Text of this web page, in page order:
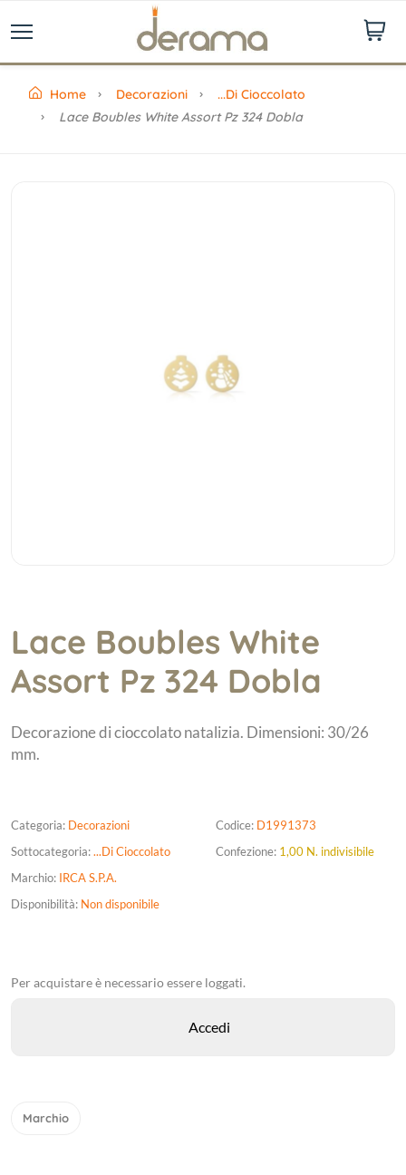
Home Decorazioni
...di Cioccolato
Lace Boubles White Assort Pz 324 Dobla
Lace Boubles White
Assort Pz 324 Dobla
Decorazione di cioccolato natalizia. Dimensioni: 30/26
mm.
Categoria: Decorazioni
Sottocategoria:...Di Cioccolato
Marchio: IRCA S.P.A.
Disponibilità: Non disponibile
Codice: D1991373
Confezione: 1,00 N. indivisibile
Per acquistare è necessario essere loggati.
Marchio